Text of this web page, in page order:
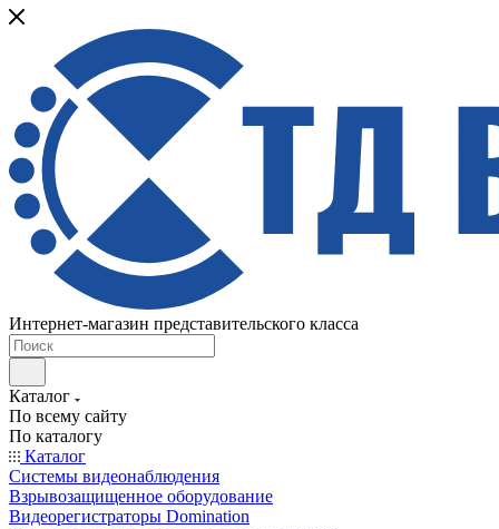
Интернет-магазин представительского класса
Каталог
По всему сайту
По каталогу
Каталог
Системы видеонаблюдения
Взрывозащищенное оборудование
Видеорегистраторы Domination